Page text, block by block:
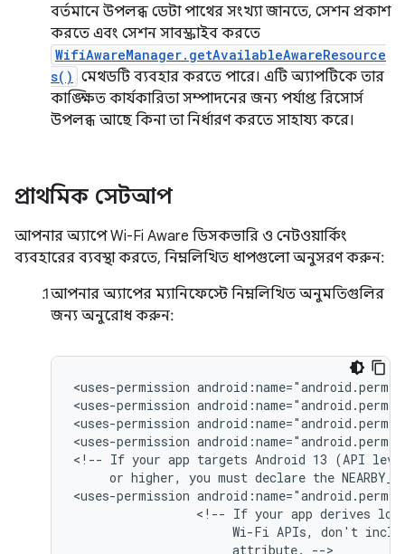
বর্তমানে উপলব্ধ ডেটা পাথের সংখ্যা জানতে, সেশন প্রকাশ
করতে এবং সেশন সাবস্ক্রাইব করতে
WifiAwareManager.getAvailableAwareResource
s() মেথডটি ব্যবহার করতে পারে। এটি অ্যাপটিকে তার
কাঙ্ক্ষিত কার্যকারিতা সম্পাদনের জন্য পর্যাপ্ত রিসোর্স
উপলব্ধ আছে কিনা তা নির্ধারণ করতে সাহায্য করে।
প্রাথমিক সেটআপ
আপনার অ্যাপে Wi-Fi Aware ডিসকভারি ও নেটওয়ার্কিং
ব্যবহারের ব্যবস্থা করতে, নিম্নলিখিত ধাপগুলো অনুসরণ করুন:
আপনার অ্যাপের ম্যানিফেস্টে নিম্নলিখিত অনুমতিগুলির
জন্য অনুরোধ করুন:
<uses-permission
<uses-permission
<uses-permission
<uses-permission
<!-- If your app targets Android 13 (API
or higher, you must declare the
<uses-permission
<!-- If your app derives
Wi-Fi APIs, don't
attribute.